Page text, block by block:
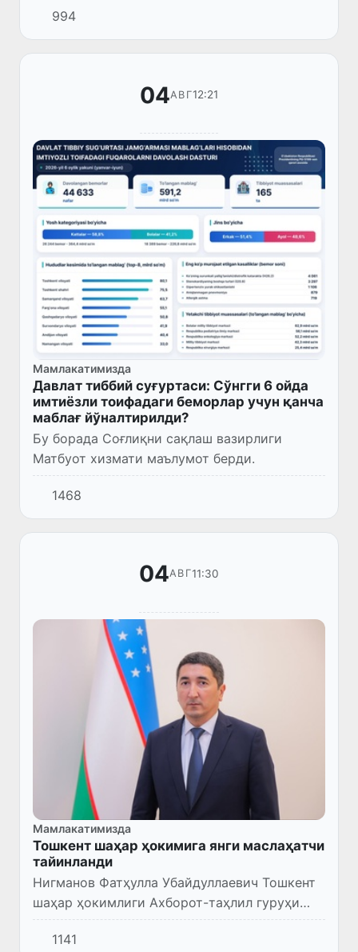
қилинди.
994
04АВГ12:21
Мамлакатимизда
Давлат тиббий суғуртаси: Сўнгги 6 ойда
имтиёзли тоифадаги беморлар учун қанча
маблағ йўналтирилди?
Бу борада Соғлиқни сақлаш вазирлиги
Матбуот хизмати маълумот берди.
1468
04АВГ11:30
Мамлакатимизда
Тошкент шаҳар ҳокимига янги маслаҳатчи
тайинланди
Нигманов Фатҳулла Убайдуллаевич Тошкент
шаҳар ҳокимлиги Ахборот-таҳлил гуруҳи
раҳбари – шаҳар ҳокимининг маслаҳатчиси
лавозимига тайинланди.
1141